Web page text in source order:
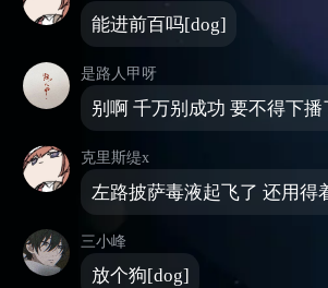
能进前百吗[dog]
是路人甲呀
别啊 千万别成功 要不得下播
克里斯缇x
左路披萨毒液起飞了 还用得
三小峰
放个狗[dog]